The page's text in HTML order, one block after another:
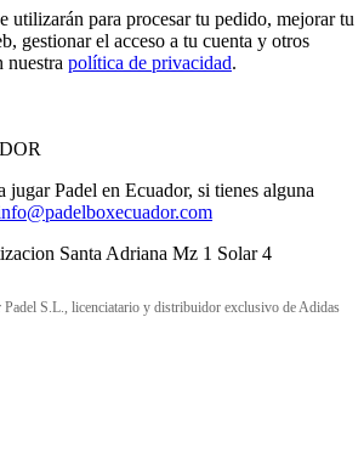
utilizarán para procesar tu pedido, mejorar tu
gestionar el acceso a tu cuenta y otros
nuestra política de privacidad.
jugar Padel en Ecuador, si tienes alguna
Santa Adriana Mz 1 Solar 4
S.L., licenciatario y distribuidor exclusivo de Adidas